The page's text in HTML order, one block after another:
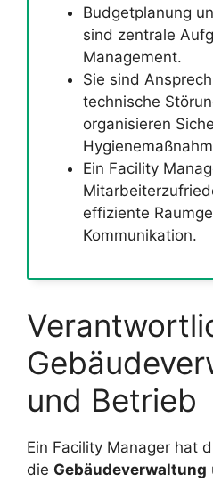
Budgetplanung
sind zentrale
Management.
Sie sind
technische
organisieren
Ein Facility
effiziente
Kommunikation.
und Betrieb
Ein Facility Manager hat
die Gebäudeverwaltung